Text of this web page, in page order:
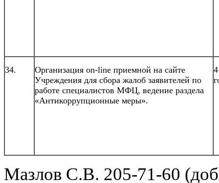
34.
Организация on-line приемной на сайте
Учреждения для сбора жалоб заявителей по
работе специалистов МФЦ, ведение раздела
«Антикоррупционные меры».
Мазлов С.В. 205-71-60